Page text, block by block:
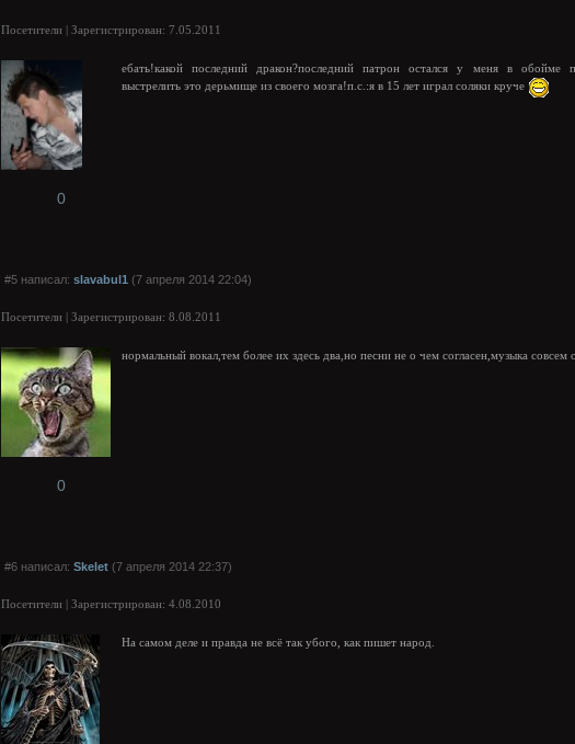
Посетители | Зарегистрирован: 7.05.2011
ебать!какой последний дракон?последний патрон остался у меня в обойме
выстрелить это дерьмище из своего мозга!п.с.:я в 15 лет играл соляки круче
0
#5 написал: slavabul1 (7 апреля 2014 22:04)
Посетители | Зарегистрирован: 8.08.2011
нормальный вокал,тем более их здесь два,но песни не о чем согласен,музыка совсем
0
#6 написал: Skelet (7 апреля 2014 22:37)
Посетители | Зарегистрирован: 4.08.2010
На самом деле и правда не всё так убого, как пишет народ.